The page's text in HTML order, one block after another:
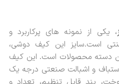
، یکی از نمونه های پرکاربرد و
است.سایز این کیف دوشی،
دسته محصولات است. این کیف
و اشبالت صنعتی درجه یک